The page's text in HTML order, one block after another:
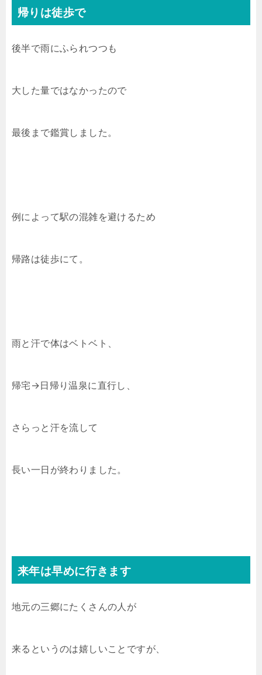
帰りは徒歩で
後半で雨にふられつつも
大した量ではなかったので
最後まで鑑賞しました。
例によって駅の混雑を避けるため
帰路は徒歩にて。
雨と汗で体はベトベト、
帰宅→日帰り温泉に直行し、
さらっと汗を流して
長い一日が終わりました。
来年は早めに行きます
地元の三郷にたくさんの人が
来るというのは嬉しいことですが、